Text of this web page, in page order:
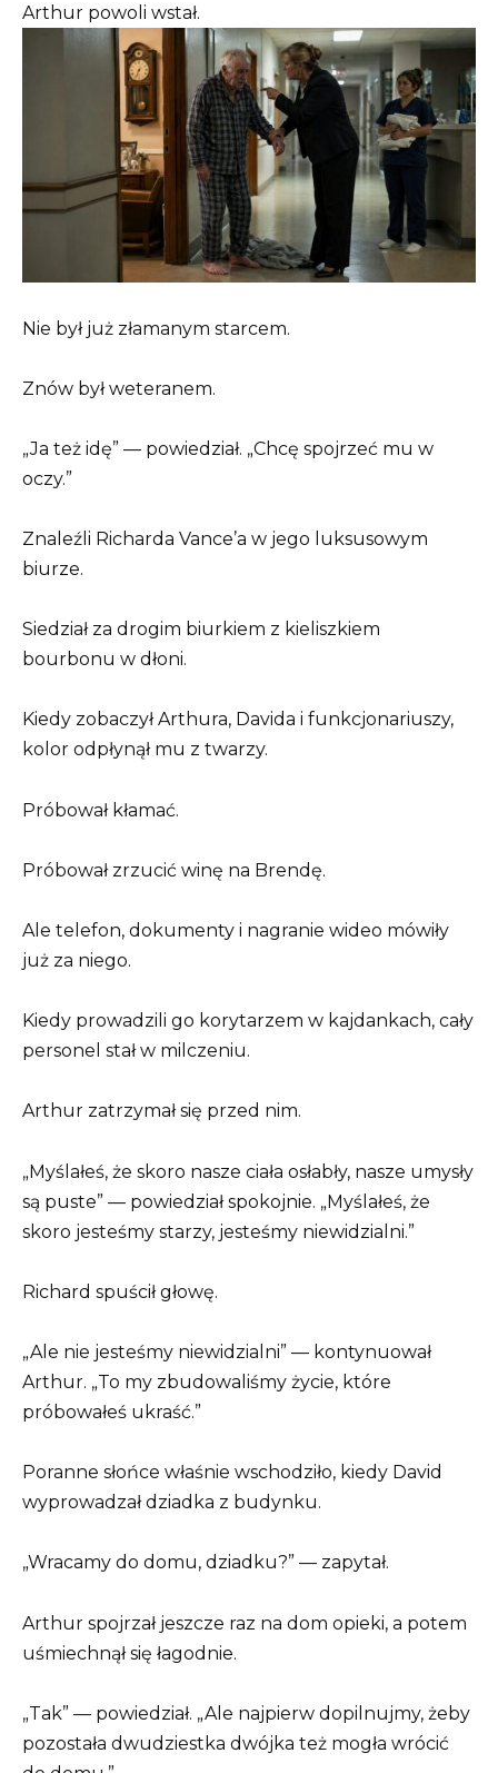
Arthur powoli wstał.
Nie był już złamanym starcem.
Znów był weteranem.
„Ja też idę” — powiedział. „Chcę spojrzeć mu w
oczy.”
Znaleźli Richarda Vance’a w jego luksusowym
biurze.
Siedział za drogim biurkiem z kieliszkiem
bourbonu w dłoni.
Kiedy zobaczył Arthura, Davida i funkcjonariuszy,
kolor odpłynął mu z twarzy.
Próbował kłamać.
Próbował zrzucić winę na Brendę.
Ale telefon, dokumenty i nagranie wideo mówiły
już za niego.
Kiedy prowadzili go korytarzem w kajdankach, cały
personel stał w milczeniu.
Arthur zatrzymał się przed nim.
„Myślałeś, że skoro nasze ciała osłabły, nasze umysły
są puste” — powiedział spokojnie. „Myślałeś, że
skoro jesteśmy starzy, jesteśmy niewidzialni.”
Richard spuścił głowę.
„Ale nie jesteśmy niewidzialni” — kontynuował
Arthur. „To my zbudowaliśmy życie, które
próbowałeś ukraść.”
Poranne słońce właśnie wschodziło, kiedy David
wyprowadzał dziadka z budynku.
„Wracamy do domu, dziadku?” — zapytał.
Arthur spojrzał jeszcze raz na dom opieki, a potem
uśmiechnął się łagodnie.
„Tak” — powiedział. „Ale najpierw dopilnujmy, żeby
pozostała dwudziestka dwójka też mogła wrócić